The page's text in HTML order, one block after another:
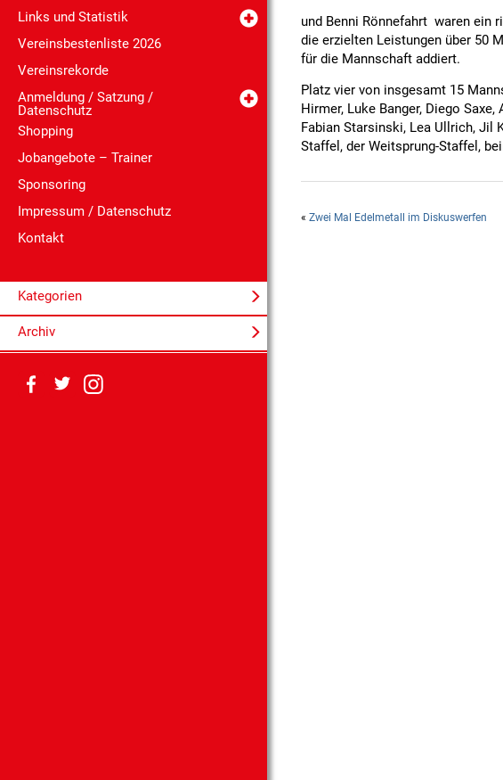
Links und Statistik
Vereinsbestenliste 2026
Vereinsrekorde
Anmeldung / Satzung /
Datenschutz
Shopping
Jobangebote – Trainer
Sponsoring
Impressum / Datenschutz
Kontakt
Kategorien
Archiv
und Benni Rönnefahrt waren ein
die erzielten Leistungen über 50
für die Mannschaft addiert.
Platz vier von insgesamt 15
Hirmer, Luke Banger, Diego
Fabian Starsinski, Lea Ullrich, Jil
Staffel, der Weitsprung-Staffel,
« Zwei Mal Edelmetall im Diskuswerfen